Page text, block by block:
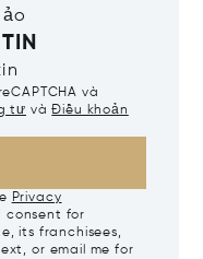
và
tư vàĐiều khoản
Privacy
consent for
its franchisees,
or email me for